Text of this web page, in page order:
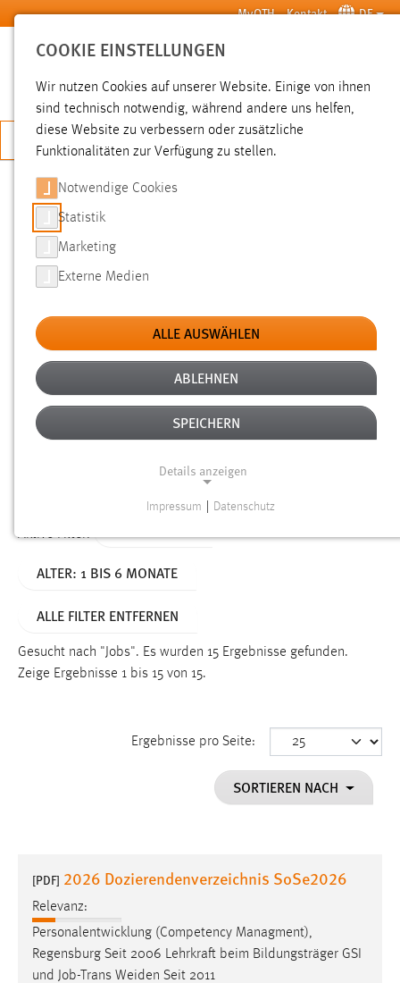
Zum Hauptinhalt springen MyOTH Kontakt DE
SUCHE
JETZT BEWERBEN
SUCHE
FILTER
Typ
Erstellungsdatum
Alter
Aktive Filter:
ALTER: 1 BIS 6 MONATE
ALLE FILTER ENTFERNEN
Gesucht nach "Jobs". Es wurden 15 Ergebnisse gefunden.
Zeige Ergebnisse 1 bis 15 von 15.
Ergebnisse pro Seite:
SORTIEREN NACH
[PDF] 2026 Dozierendenverzeichnis SoSe2026
Relevanz:
Personalentwicklung (Competency Managment),
Regensburg Seit 2006 Lehrkraft beim Bildungsträger GSI
und Job-Trans Weiden Seit 2011
COOKIE EINSTELLUNGEN
Wir nutzen Cookies auf unserer Website. Einige von ihnen
sind technisch notwendig, während andere uns helfen,
diese Website zu verbessern oder zusätzliche
Funktionalitäten zur Verfügung zu stellen.
Notwendige Cookies
Statistik
Marketing
Externe Medien
ALLE AUSWÄHLEN
ABLEHNEN
SPEICHERN
Details anzeigen
Funktionen und sind für die einwandfreie Funktion der
Name:
Dieser Cookie speichert die ausgewählten Einverständnis-
Performance
Name:
staticfilecache
Zweck:
Für performante Seitenauslieferung wird in diesem Cookie
Impressum Datenschutz